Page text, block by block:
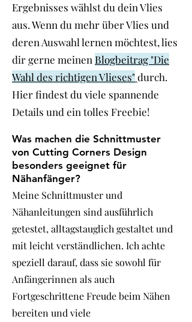
Ergebnisses wählst du dein Vlies
aus. Wenn du mehr über Vlies und
deren Auswahl lernen möchtest, lies
dir gerne meinen Blogbeitrag "Die
Wahl des richtigen Vlieses" durch.
Hier findest du viele spannende
Details und ein tolles Freebie!
Was machen die Schnittmuster
von Cutting Corners Design
besonders geeignet für
Nähanfänger?
Meine Schnittmuster und
Nähanleitungen sind ausführlich
getestet, alltagstauglich gestaltet und
mit leicht verständlichen. Ich achte
speziell darauf, dass sie sowohl für
Anfängerinnen als auch
Fortgeschrittene Freude beim Nähen
bereiten und viele